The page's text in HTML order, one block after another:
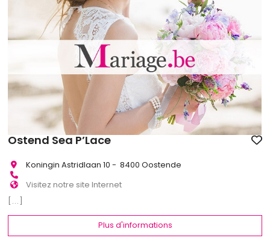
Ostend Sea P’Lace
Koningin Astridlaan 10 - 8400 Oostende
Visitez notre site Internet
[...]
Plus d'informations